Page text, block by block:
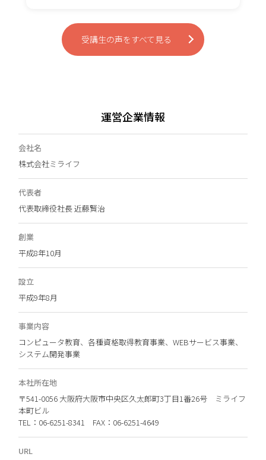
受講生の声をすべて見る
運営企業情報
会社名
株式会社ミライフ
代表者
代表取締役社長 近藤賢治
創業
平成8年10月
設立
平成9年8月
事業内容
コンピュータ教育、各種資格取得教育事業、WEBサービス事業、
システム開発事業
本社所在地
〒541-0056 大阪府大阪市中央区久太郎町3丁目1番26号 ミライフ
本町ビル
TEL：06-6251-8341 FAX：06-6251-4649
URL